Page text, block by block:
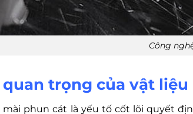
Công
quan trọng của vật
mài phun cát là yếu tố cốt lõi quyết